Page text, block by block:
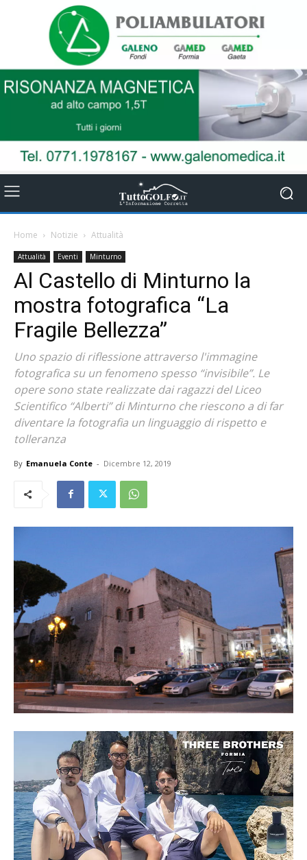
Home Notizie Attualità
Attualità Eventi Minturno
Al Castello di Minturno la
mostra fotografica “La
Fragile Bellezza”
Uno spazio di riflessione attraverso l'immagine
fotografica su un fenomeno spesso “invisibile”. Le
opere sono state realizzate dai ragazzi del Liceo
Scientifico “Alberti” di Minturno che riescono a di far
diventare la fotografia un linguaggio di rispetto e
tolleranza
By Emanuela Conte - Dicembre 12, 2019